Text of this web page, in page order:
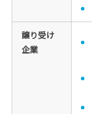
譲り受け
企業